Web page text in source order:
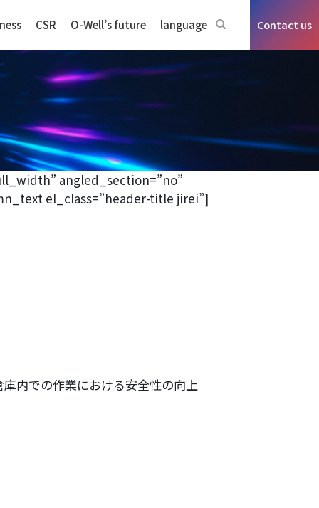
CSR O-Well’s future language Contact us
angled_section=”no”
el_class=”header-title jirei”]
での作業における安全性の向上